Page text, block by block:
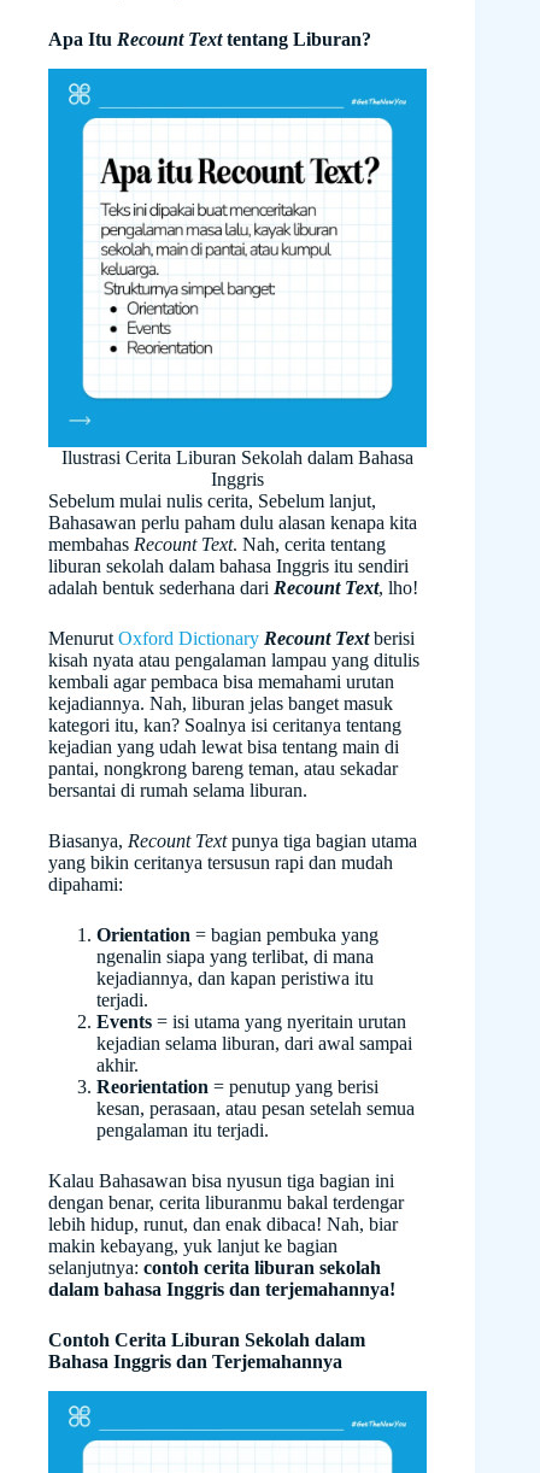
Apa Itu Recount Texttentang Liburan?
Ilustrasi Cerita Liburan Sekolah dalam Bahasa
Inggris
Sebelum mulai nulis cerita, Sebelum lanjut,
Bahasawan perlu paham dulu alasan kenapa kita
membahas Recount Text. Nah, cerita tentang
liburan sekolah dalam bahasa Inggris itu sendiri
adalah bentuk sederhana dari Recount Text, lho!
Menurut Oxford Dictionary Recount Textberisi
kisah nyata atau pengalaman lampau yang ditulis
kembali agar pembaca bisa memahami urutan
kejadiannya. Nah, liburan jelas banget masuk
kategori itu, kan? Soalnya isi ceritanya tentang
kejadian yang udah lewat bisa tentang main di
pantai, nongkrong bareng teman, atau sekadar
bersantai di rumah selama liburan.
Biasanya, Recount Textpunya tiga bagian utama
yang bikin ceritanya tersusun rapi dan mudah
dipahami:
Orientation = bagian pembuka yang
ngenalin siapa yang terlibat, di mana
kejadiannya, dan kapan peristiwa itu
terjadi.
Events = isi utama yang nyeritain urutan
kejadian selama liburan, dari awal sampai
akhir.
Reorientation = penutup yang berisi
kesan, perasaan, atau pesan setelah semua
pengalaman itu terjadi.
Kalau Bahasawan bisa nyusun tiga bagian ini
dengan benar, cerita liburanmu bakal terdengar
lebih hidup, runut, dan enak dibaca! Nah, biar
makin kebayang, yuk lanjut ke bagian
selanjutnya: contoh cerita liburan sekolah
dalam bahasa Inggris dan terjemahannya!
Contoh Cerita Liburan Sekolah dalam
Bahasa Inggris dan Terjemahannya